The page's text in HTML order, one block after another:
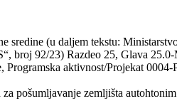
(u daljem tekstu:
broj 92/23) Razdeo 25, Glava
aktivnost/Projekat
pošumljavanje zemljišta